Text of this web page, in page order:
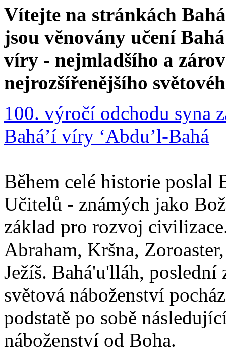
Vítejte na stránkách
jsou věnovány učení
víry - nejmladšího a
nejrozšířenějšího
100. výročí odchodu syna
Bahá’í víry ‘Abdu’l-Bahá
Během celé historie poslal
Učitelů - známých jako
základ pro rozvoj
Abraham, Kršna,
Ježíš. Bahá'u'lláh,
světová náboženství
podstatě po sobě
náboženství od Boha.